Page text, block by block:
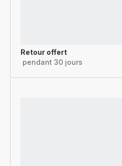
Retour offert
pendant 30 jours